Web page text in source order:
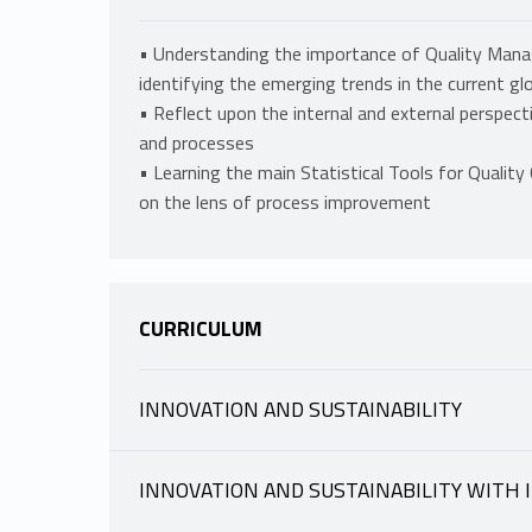
• Understanding the importance of Quality
identifying the emerging trends in the current
• Reflect upon the internal and external
and processes
• Learning the main Statistical Tools for
on the lens of process improvement
CURRICULUM
INNOVATION AND SUSTAINABILITY
INNOVATION AND SUSTAINABILITY WITH